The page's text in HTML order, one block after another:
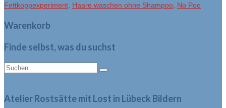
Fettkoppexperiment Haare waschen ohne Shampoo No Poo
Warenkorb
Finde selbst, was du suchst
Suche
Atelier Rostsätte mit Lost in Lübeck Bildern